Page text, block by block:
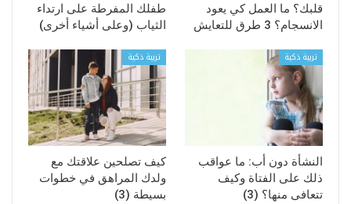
قلبك؟ ما العمل كي يعود
الانسجام؟ 3 طرق للتعايش
طفلك المفرطة على ارتداء
الثياب (وعلى أشياء أخرى)
تربية ذكية
النشأة دون أب: ما عواقب
ذلك على الفتاة وكيف
تتعافى منها؟ (3)
تربية ذكية
كيف تصلحين علاقتك مع
ولدك المراهق في خطوات
بسيطة (3)